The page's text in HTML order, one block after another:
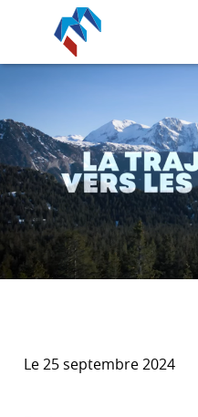
Le 25 septembre 2024